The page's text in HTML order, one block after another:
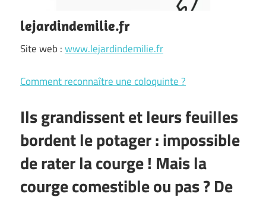
lejardindemilie.fr
Site web :www.lejardindemilie.fr
Comment reconnaître une coloquinte ?
Ils grandissent et leurs feuilles
bordent le potager : impossible
de rater la courge ! Mais la
courge comestible ou pas ? De